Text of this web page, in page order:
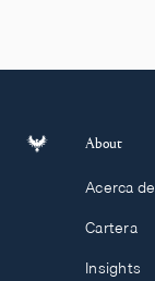
About
Acerca de
Cartera
Insights